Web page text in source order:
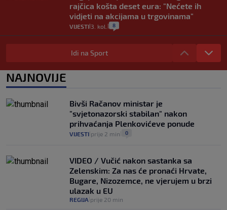
rajčica košta deset eura: "Nećete ih
vidjeti na akcijama u trgovinama"
VIJESTI 3. kol. 8
Selidba je jedno od stresnijih iskustava.
Evo aktualnih cijena i nekoliko savjeta
0
automobilom na Hvar iz Zagreba, a
koliko iz Osijeka
VIJESTI 2. kol. 14
Idi na Sport
NAJNOVIJE
Bivši Račanov ministar je
"svjetonazorski stabilan" nakon
prihvaćanja Plenkovićeve ponude
VIJESTI prije 2 min 0
VIDEO / Vučić nakon sastanka sa
Zelenskim: Za nas će pronaći Hrvate,
Bugare, Nizozemce, ne vjerujem u brzi
ulazak u EU
REGIJA prije 20 min